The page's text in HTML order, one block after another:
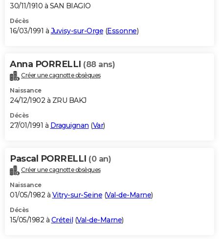
30/11/1910 à SAN BIAGIO
Décès
16/03/1991 à Juvisy-sur-Orge (Essonne)
Anna PORRELLI (88 ans)
Créer une cagnotte obsèques
Naissance
24/12/1902 à ZRU BAKJ
Décès
27/01/1991 à Draguignan (Var)
Pascal PORRELLI (0 an)
Créer une cagnotte obsèques
Naissance
01/05/1982 à Vitry-sur-Seine (Val-de-Marne)
Décès
15/05/1982 à Créteil (Val-de-Marne)